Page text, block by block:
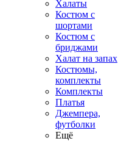
Халаты
Костюм с
шортами
Костюм с
бриджами
Халат на запах
Костюмы,
комплекты
Комплекты
Платья
Джемпера,
футболки
Ещё